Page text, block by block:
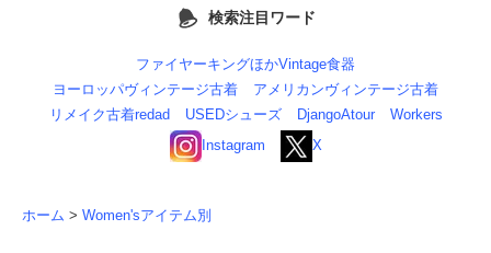
検索注目ワード
ファイヤーキングほかVintage食器
ヨーロッパヴィンテージ古着
アメリカンヴィンテージ古着
リメイク古着redad
USEDシューズ DjangoAtour
Workers
Instagram
X
ホーム > Women'sアイテム別